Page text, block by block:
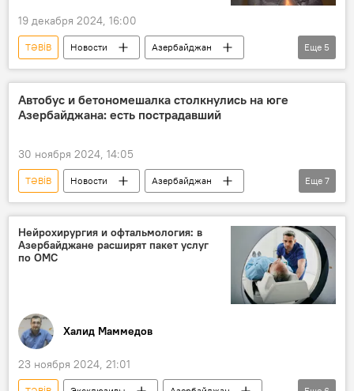
19 декабря 2024, 16:00
TƏBİB Новости
Азербайджан
Товузский район
Отравление
Генеральная прокуратура АР
Происшествия в Азербайджане
Еще 5
Автобус и бетономешалка столкнулись на юге
Азербайджана: есть пострадавший
30 ноября 2024, 14:05
TƏBİB Новости
Азербайджан
Нахчыван
Баку
Билясуварский район
Происшествия в Азербайджане
Еще 7
Нейрохирургия и офтальмология: в
Азербайджане расширят пакет услуг
по ОМС
Халид Маммедов
23 ноября 2024, 21:01